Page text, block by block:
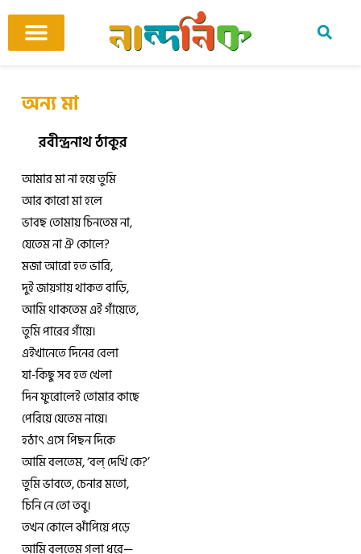
content
অন্য মা
রবীন্দ্রনাথ ঠাকুর
আমার মা না হয়ে তুমি
আর কারো মা হলে
ভাবছ তোমায় চিনতেম না,
যেতেম না ঐ কোলে?
মজা আরো হত ভারি,
দুই জায়গায় থাকত বাড়ি,
আমি থাকতেম এই গাঁয়েতে,
তুমি পারের গাঁয়ে।
এইখানেতে দিনের বেলা
যা-কিছু সব হত খেলা
দিন ফুরোলেই তোমার কাছে
পেরিয়ে যেতেম নায়ে।
হঠাৎ এসে পিছন দিকে
আমি বলতেম, ‘বল্ দেখি কে?’
তুমি ভাবতে, চেনার মতো,
চিনি নে তো তবু।
তখন কোলে ঝাঁপিয়ে পড়ে
আমি বলতেম গলা ধরে—